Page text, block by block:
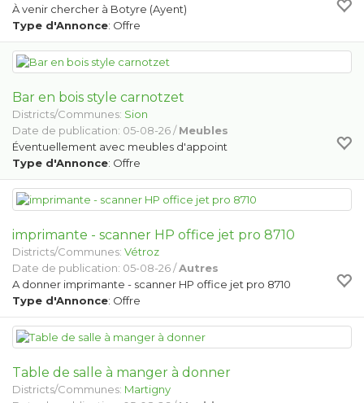
À venir chercher à Botyre (Ayent)
Type d'Annonce: Offre
Bar en bois style carnotzet
Districts/Communes: Sion
Date de publication: 05-08-26 /Meubles
Éventuellement avec meubles d'appoint
Type d'Annonce: Offre
imprimante - scanner HP office jet pro 8710
Districts/Communes: Vétroz
Date de publication: 05-08-26 /Autres
A donner imprimante - scanner HP office jet pro 8710
Type d'Annonce: Offre
Table de salle à manger à donner
Districts/Communes: Martigny